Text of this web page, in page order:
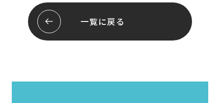
会社概要
スタッフ紹介
プライバシーポリシー
一覧に戻る